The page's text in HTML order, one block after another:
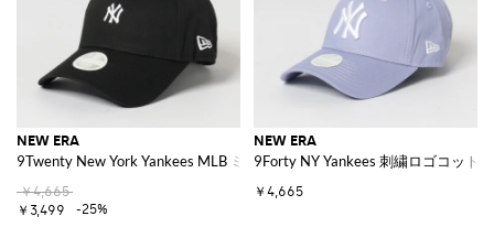
NEW ERA
9Twenty New York Yankees MLB ミニロゴ刺繍コットンキャップ
￥4,665
￥3,499
-25%
NEW ERA
9Forty NY Yankees 刺繍ロゴコット
￥4,665